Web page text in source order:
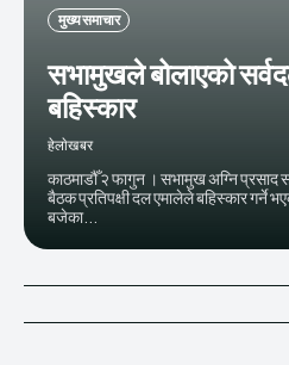
मुख्य समाचार
सभामुखले बोलाएको
बहिस्कार
हेलाेखबर
काठमाडौँ २ फागुन । सभामुख अग्नि प्रसाद
बैठक प्रतिपक्षी दल एमालेले बहिस्कार गर्ने
बजेका...